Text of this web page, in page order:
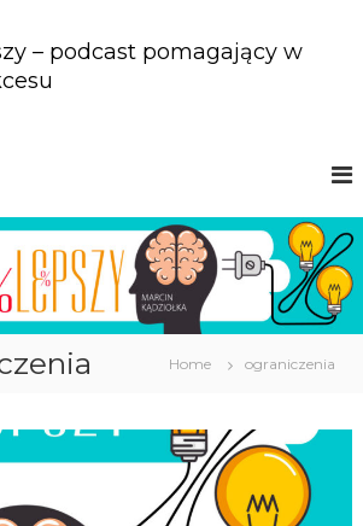
– podcast pomagający w
Home ograniczenia